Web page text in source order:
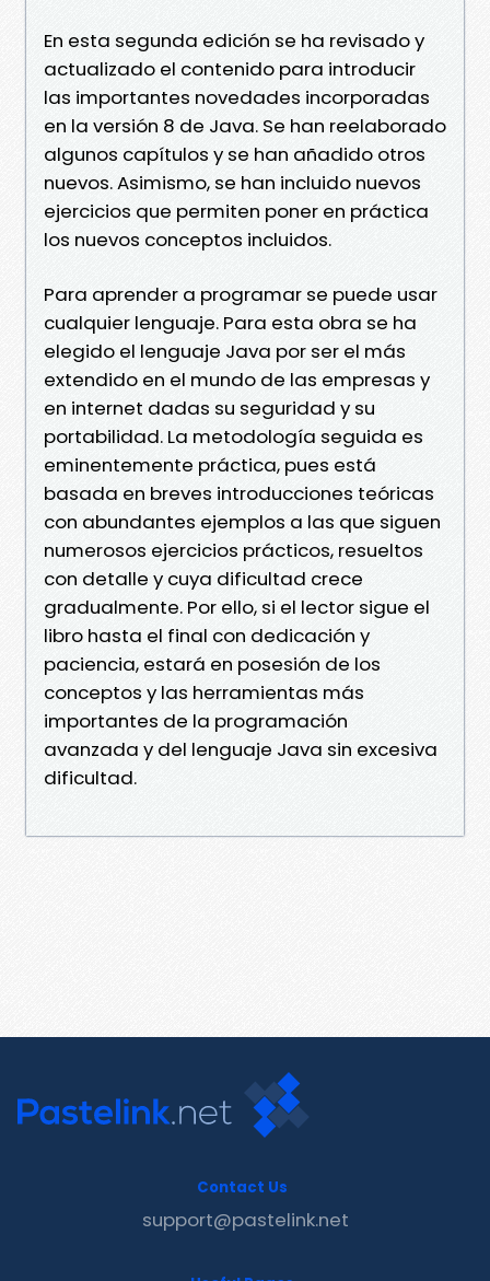
En esta segunda edición se ha revisado y
actualizado el contenido para introducir
las importantes novedades incorporadas
en la versión 8 de Java. Se han reelaborado
algunos capítulos y se han añadido otros
nuevos. Asimismo, se han incluido nuevos
ejercicios que permiten poner en práctica
los nuevos conceptos incluidos.
Para aprender a programar se puede usar
cualquier lenguaje. Para esta obra se ha
elegido el lenguaje Java por ser el más
extendido en el mundo de las empresas y
en internet dadas su seguridad y su
portabilidad. La metodología seguida es
eminentemente práctica, pues está
basada en breves introducciones teóricas
con abundantes ejemplos a las que siguen
numerosos ejercicios prácticos, resueltos
con detalle y cuya dificultad crece
gradualmente. Por ello, si el lector sigue el
libro hasta el final con dedicación y
paciencia, estará en posesión de los
conceptos y las herramientas más
importantes de la programación
avanzada y del lenguaje Java sin excesiva
dificultad.
Contact Us
support@pastelink.net